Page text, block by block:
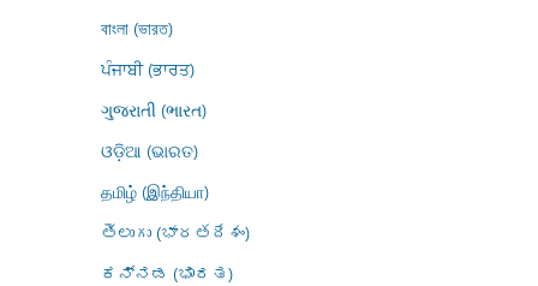
বাংলা (ভারত)
ਪੰਜਾਬੀ (ਭਾਰਤ)
ગુજરાતી (ભારત)
ଓଡ଼ିଆ (ଭାରତ)
தமிழ் (இந்தியா)
తెలుగు (భారతదేశం)
ಕನ್ನಡ (ಭಾರತ)